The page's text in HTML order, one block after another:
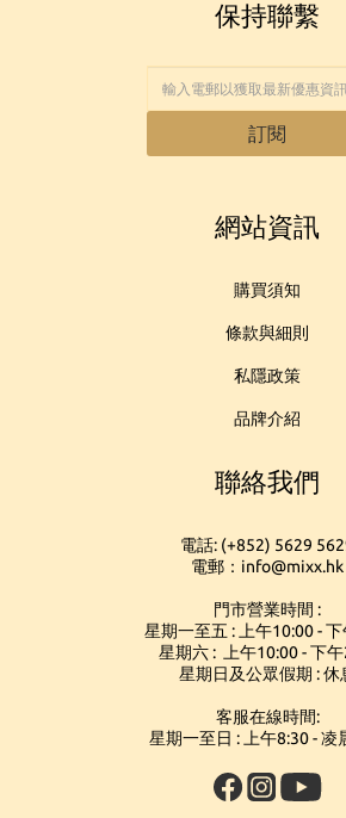
保持聯繫
訂閱
網站資訊
購買須知
條款與細則
私隱政策
品牌介紹
聯絡我們
電話: (+852) 5629
電郵：info@mixx.hk
門市營業時間 :
星期一至五 : 上午10:00 -
星期六 : 上午10:00 - 下
星期日及公眾假期 : 休
客服在線時間:
星期一至日 : 上午8:30 - 凌